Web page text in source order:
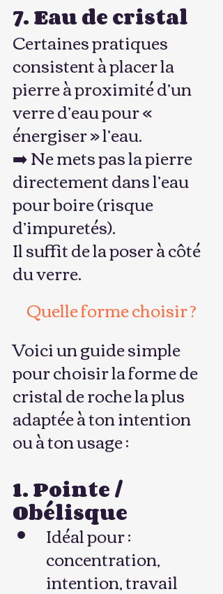
7. Eau de cristal
Certaines pratiques
consistent à placer la
pierre à proximité d’un
verre d’eau pour «
énergiser » l’eau.
➡️ Ne mets pas la pierre
directement dans l’eau
pour boire (risque
d’impuretés).
Il suffit de la poser à côté
du verre.
Quelle forme choisir ?
Voici un guide simple
pour choisir la forme de
cristal de roche la plus
adaptée à ton intention
ou à ton usage :
1. Pointe /
Obélisque
Idéal pour :
concentration,
intention, travail